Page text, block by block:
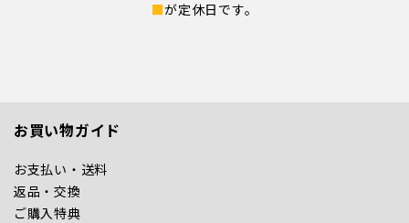
■が定休日です。
お買い物ガイド
お支払い・送料
返品・交換
ご購入特典